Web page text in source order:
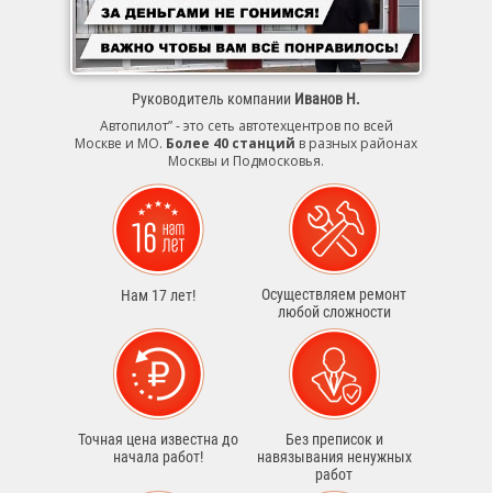
Руководитель компании Иванов Н.
Автопилот” - это сеть автотехцентров по всей
Москве и МО. Более 40 станций в разных районах
Москвы и Подмосковья.
Нам 17 лет!
Осуществляем ремонт
любой сложности
Точная цена известна до
начала работ!
Без преписок и
навязывания ненужных
работ